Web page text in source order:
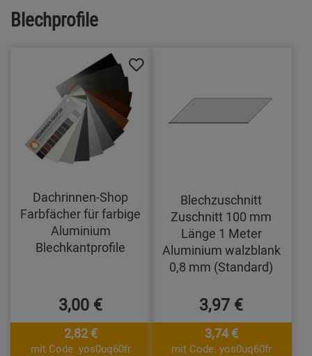
Blechprofile
Dachrinnen-Shop
Farbfächer für farbige
Aluminium
Blechkantprofile
3,00 €
2,82 €
mit Code: yos0uq60fr
Blechzuschnitt
Zuschnitt 100 mm
Länge 1 Meter
Aluminium walzblank
0,8 mm (Standard)
3,97 €
3,74 €
mit Code: yos0uq60fr